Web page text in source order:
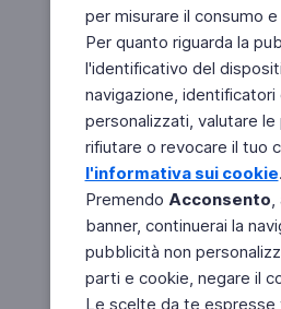
per misurare il consumo
Per quanto riguarda la
l'identificativo del
navigazione,
personalizzati, valutare
rifiutare o revocare il tuo
l'informativa sui cookie.
Premendo Acconsento,
banner, continuerai la
pubblicità non
parti e cookie, negare il
Le scelte da te espresse